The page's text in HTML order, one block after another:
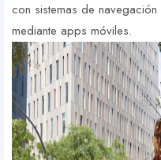
con sistemas de
mediante apps móviles.